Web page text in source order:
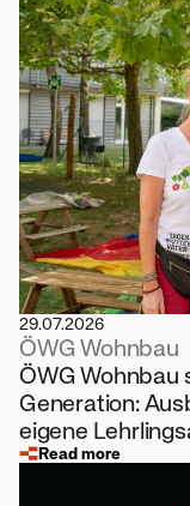
29.07.2026
ÖWG Wohnbau
ÖWG
Generation:
eigene
Read more